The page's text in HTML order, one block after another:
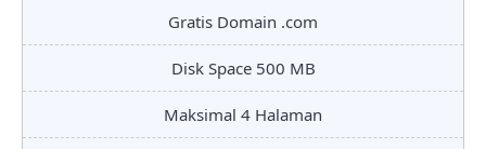
Gratis Domain .com
Disk Space 500 MB
Maksimal 4 Halaman